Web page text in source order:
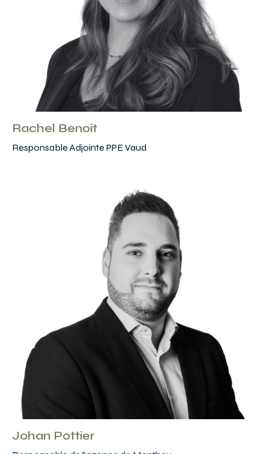
Rachel Benoit
Responsable Adjointe PPE Vaud
Johan Pottier